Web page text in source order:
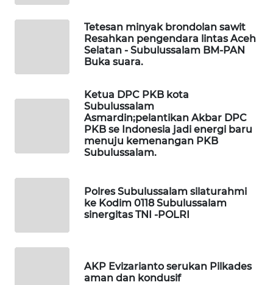
Tetesan minyak brondolan sawit
Resahkan pengendara lintas Aceh
Selatan - Subulussalam BM-PAN
Buka suara.
Ketua DPC PKB kota
Subulussalam
Asmardin;pelantikan Akbar DPC
PKB se Indonesia jadi energi baru
menuju kemenangan PKB
Subulussalam.
Polres Subulussalam silaturahmi
ke Kodim 0118 Subulussalam
sinergitas TNI -POLRI
AKP Evizarianto serukan Pilkades
aman dan kondusif
ALPERKLINAS
NEWS
SIDIKALANG